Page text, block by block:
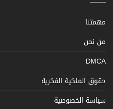
مهمتنا
من نحن
DMCA
حقوق الملكية الفكرية
سياسة الخصوصية